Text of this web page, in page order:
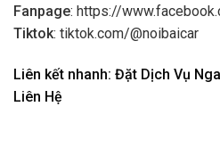
Fanpage: https://
Tiktok: tiktok.com/@noibaicar
Liên kết nhanh: Đặt Dịch Vụ
Liên Hệ